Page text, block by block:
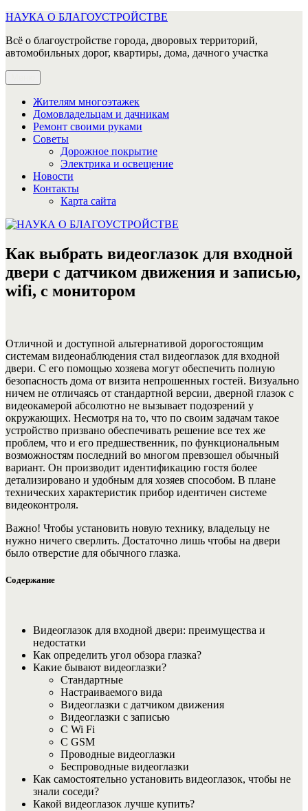
Перейти
содержимому
НАУКА О БЛАГОУСТРОЙСТВЕ
Всё о благоустройстве города, дворовых территорий,
автомобильных дорог, квартиры, дома, дачного участка
Жителям многоэтажек
Домовладельцам и дачникам
Ремонт своими руками
Советы
Дорожное покрытие
Электрика и освещение
Новости
Контакты
Карта сайта
Как выбрать видеоглазок для входной
двери с датчиком движения и записью,
wifi, с монитором
Отличной и доступной альтернативой дорогостоящим
системам видеонаблюдения стал видеоглазок для входной
двери. С его помощью хозяева могут обеспечить полную
безопасность дома от визита непрошенных гостей. Визуально
ничем не отличаясь от стандартной версии, дверной глазок с
видеокамерой абсолютно не вызывает подозрений у
окружающих. Несмотря на то, что по своим задачам такое
устройство призвано обеспечивать решение все тех же
проблем, что и его предшественник, по функциональным
возможностям последний во многом превзошел обычный
вариант. Он производит идентификацию гостя более
детализировано и удобным для хозяев способом. В плане
технических характеристик прибор идентичен системе
видеоконтроля.
Важно! Чтобы установить новую технику, владельцу не
нужно ничего сверлить. Достаточно лишь чтобы на двери
было отверстие для обычного глазка.
Содержание
Видеоглазок для входной двери: преимущества и
недостатки
Как определить угол обзора глазка?
Какие бывают видеоглазки?
Стандартные
Настраиваемого вида
Видеоглазки с датчиком движения
Видеоглазки с записью
С Wi Fi
С GSM
Проводные видеоглазки
Беспроводные видеоглазки
Как самостоятельно установить видеоглазок, чтобы не
знали соседи?
Какой видеоглазок лучше купить?